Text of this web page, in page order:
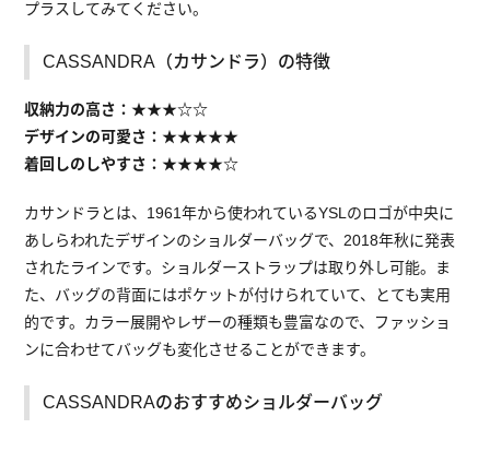
プラスしてみてください。
CASSANDRA（カサンドラ）の特徴
収納力の高さ：★★★☆☆
デザインの可愛さ：★★★★★
着回しのしやすさ：★★★★☆
カサンドラとは、1961年から使われているYSLのロゴが中央に
あしらわれたデザインのショルダーバッグで、2018年秋に発表
されたラインです。ショルダーストラップは取り外し可能。ま
た、バッグの背面にはポケットが付けられていて、とても実用
的です。カラー展開やレザーの種類も豊富なので、ファッショ
ンに合わせてバッグも変化させることができます。
CASSANDRAのおすすめショルダーバッグ